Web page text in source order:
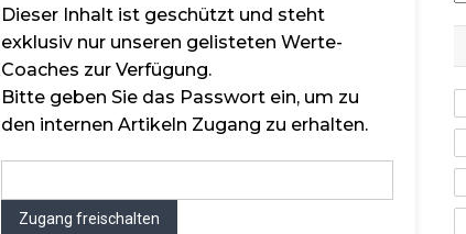
Dieser Inhalt ist geschützt und steht
exklusiv nur unseren gelisteten Werte-
Coaches zur Verfügung.
Bitte geben Sie das Passwort ein, um zu
den internen Artikeln Zugang zu erhalten.